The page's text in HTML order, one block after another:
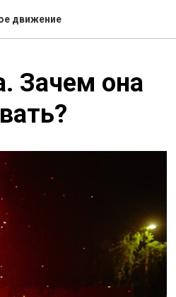
движение
Зачем она